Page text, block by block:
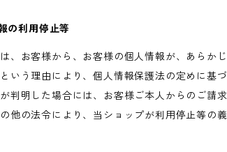
の利用停止等
、お客様から、お客様の個人情報が、あらか
いう理由により、個人情報保護法の定めに基
判明した場合には、お客様ご本人からのご請
他の法令により、当ショップが利用停止等の